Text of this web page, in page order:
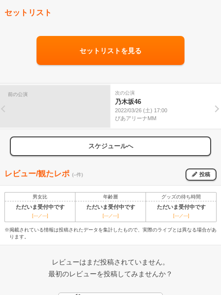
セットリスト
セットリストを見る
前の公演 次の公演
乃木坂46
2022/03/26 (土) 17:00
ぴあアリーナMM
スケジュールへ
レビュー/観たレポ (--件) 投稿
男女比 年齢層 グッズの待ち時間
ただいま受付中です ただいま受付中です ただいま受付中です
[---／---] [---／---] [---／---]
※掲載されている情報は投稿されたデータを集計したもので、実際のライブとは異なる場合があ
ります。
レビューはまだ投稿されていません。
最初のレビューを投稿してみませんか？